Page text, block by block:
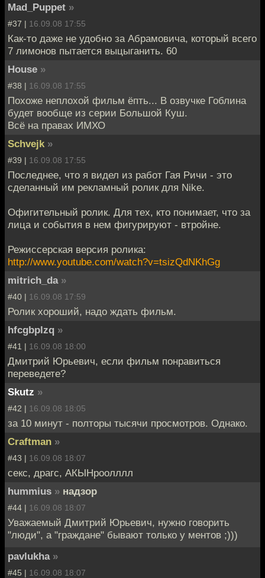
Mad_Puppet »
#37 | 16.09.08 17:55
Как-то даже не удобно за Абрамовича, который всего
7 лимонов пытается выцыганить. 60
House »
#38 | 16.09.08 17:55
Похоже неплохой фильм ёпть... В озвучке Гоблина
будет вообще из серии Большой Куш.
Всё на правах ИМХО
Schvejk »
#39 | 16.09.08 17:55
Последнее, что я видел из работ Гая Ричи - это
сделанный им рекламный ролик для Nike.
Офигительный ролик. Для тех, кто понимает, что за
лица и события в нем фигурируют - втройне.
Режиссерская версия ролика:
http://www.youtube.com/watch?v=tsizQdNKhGg
mitrich_da »
#40 | 16.09.08 17:59
Ролик хороший, надо ждать фильм.
hfcgbplzq »
#41 | 16.09.08 18:00
Дмитрий Юрьевич, если фильм понравиться
переведете?
Skutz »
#42 | 16.09.08 18:05
за 10 минут - полторы тысячи просмотров. Однако.
Craftman »
#43 | 16.09.08 18:07
секс, драгс, АКЫНроолллл
hummius » надзор
#44 | 16.09.08 18:07
Уважаемый Дмитрий Юрьевич, нужно говорить
"люди", а "граждане" бывают только у ментов ;)))
pavlukha »
#45 | 16.09.08 18:07